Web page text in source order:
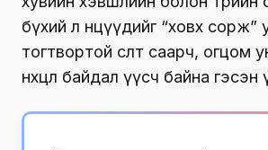
бүхий л нөөцүүдийг “ховх сорж”
тогтвортой өсөлт саарч, огцом
нөхцөл байдал үүсч байна гэсэн